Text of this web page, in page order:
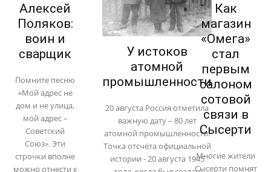
Алексей
Поляков:
воин и
сварщик
Помните песню
«Мой адрес не
дом и не улица,
мой адрес –
Советский
Союз». Эти
строчки вполне
можно отнести к
У истоков
атомной
промышленности
20 августа Россия отметила
важную дату – 80 лет
атомной промышленности.
Точка отсчёта официальной
истории - 20 августа 1945
Как
магазин
«Омега»
стал
первым
салоном
сотовой
связи в
Сысерти
Многие жители
Сысерти помнят